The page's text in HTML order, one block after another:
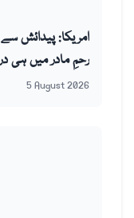
امریکا: پیدائش
رحمِ مادر میں ہی
5 August 2026